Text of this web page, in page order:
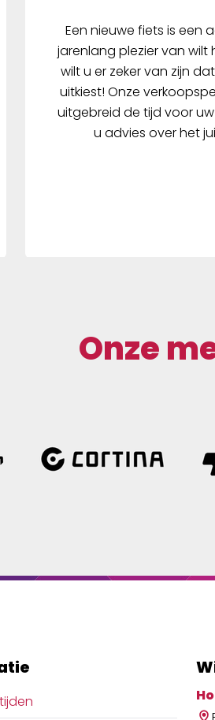
Een nieuwe fiets is een
jarenlang plezier van wilt
wilt u er zeker van zijn
uitkiest! Onze
uitgebreid de tijd voor
u advies over het
Onze